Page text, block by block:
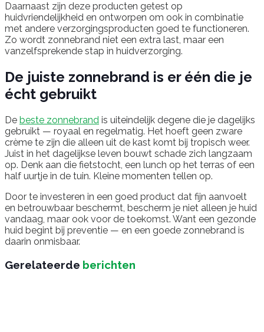
Daarnaast zijn deze producten getest op
huidvriendelijkheid en ontworpen om ook in combinatie
met andere verzorgingsproducten goed te functioneren.
Zo wordt zonnebrand niet een extra last, maar een
vanzelfsprekende stap in huidverzorging.
De juiste zonnebrand is er één die je
écht gebruikt
De beste zonnebrand is uiteindelijk degene die je dagelijks
gebruikt — royaal en regelmatig. Het hoeft geen zware
crème te zijn die alleen uit de kast komt bij tropisch weer.
Juist in het dagelijkse leven bouwt schade zich langzaam
op. Denk aan die fietstocht, een lunch op het terras of een
half uurtje in de tuin. Kleine momenten tellen op.
Door te investeren in een goed product dat fijn aanvoelt
en betrouwbaar beschermt, bescherm je niet alleen je huid
vandaag, maar ook voor de toekomst. Want een gezonde
huid begint bij preventie — en een goede zonnebrand is
daarin onmisbaar.
Gerelateerde berichten